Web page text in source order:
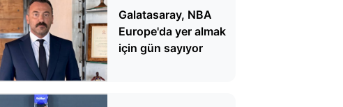
Galatasaray, NBA
Europe'da yer almak
için gün sayıyor